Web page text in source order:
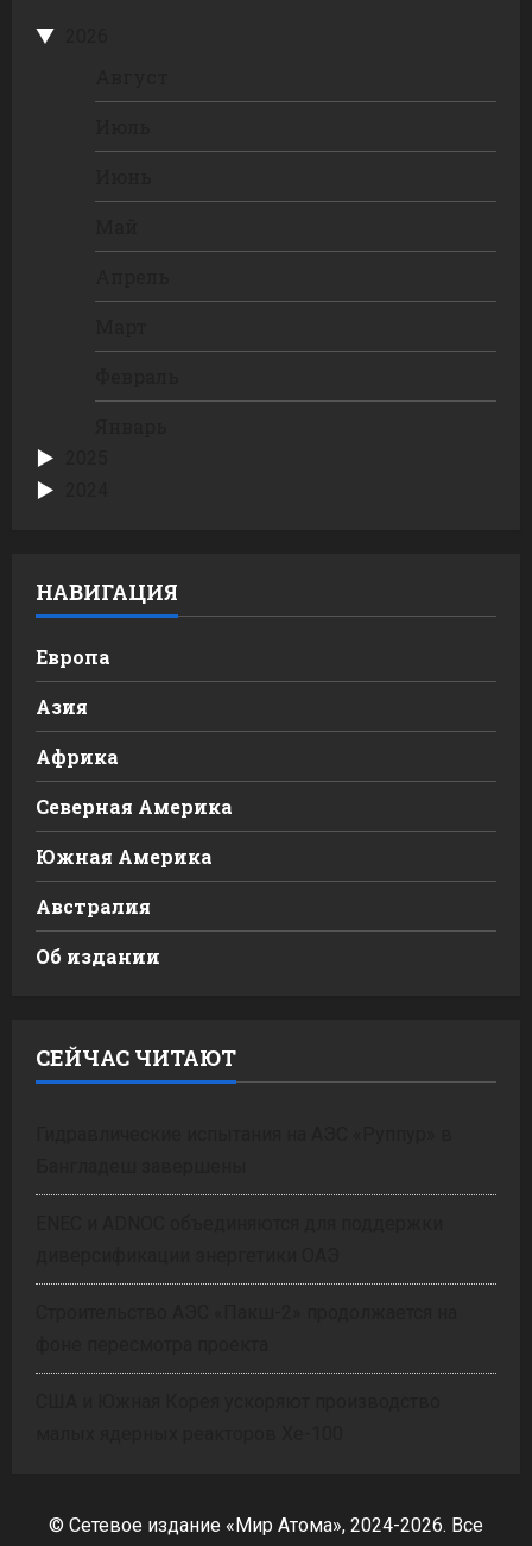
НАВИГАЦИЯ
Европа
Азия
Африка
Северная Америка
Южная Америка
Австралия
Об издании
СЕЙЧАС ЧИТАЮТ
© Сетевое издание «Мир Атома», 2024-2026. Все